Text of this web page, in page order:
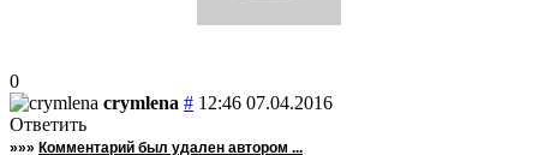
0
crymlena # 12:46 07.04.2016
Ответить
»»» Комментарий был удален автором ...